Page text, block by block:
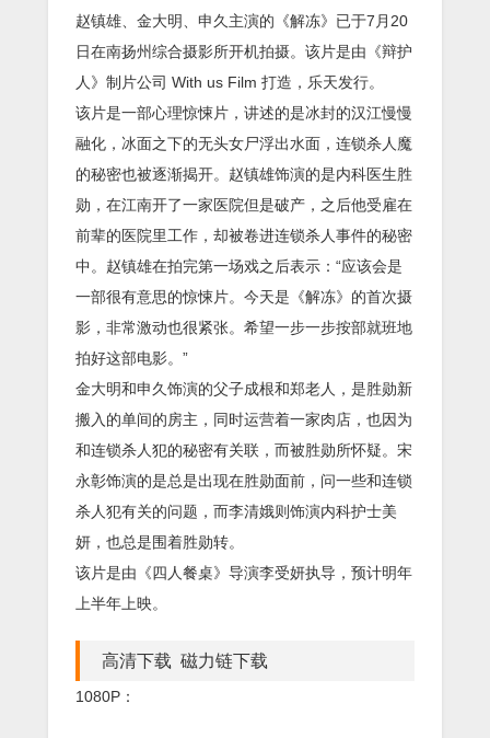
赵镇雄、金大明、申久主演的《解冻》已于7月20
日在南扬州综合摄影所开机拍摄。该片是由《辩护
人》制片公司 With us Film 打造，乐天发行。
该片是一部心理惊悚片，讲述的是冰封的汉江慢慢
融化，冰面之下的无头女尸浮出水面，连锁杀人魔
的秘密也被逐渐揭开。赵镇雄饰演的是内科医生胜
勋，在江南开了一家医院但是破产，之后他受雇在
前辈的医院里工作，却被卷进连锁杀人事件的秘密
中。赵镇雄在拍完第一场戏之后表示：“应该会是
一部很有意思的惊悚片。今天是《解冻》的首次摄
影，非常激动也很紧张。希望一步一步按部就班地
拍好这部电影。”
金大明和申久饰演的父子成根和郑老人，是胜勋新
搬入的单间的房主，同时运营着一家肉店，也因为
和连锁杀人犯的秘密有关联，而被胜勋所怀疑。宋
永彰饰演的是总是出现在胜勋面前，问一些和连锁
杀人犯有关的问题，而李清娥则饰演内科护士美
妍，也总是围着胜勋转。
该片是由《四人餐桌》导演李受妍执导，预计明年
上半年上映。
高清下载 磁力链下载
1080P：